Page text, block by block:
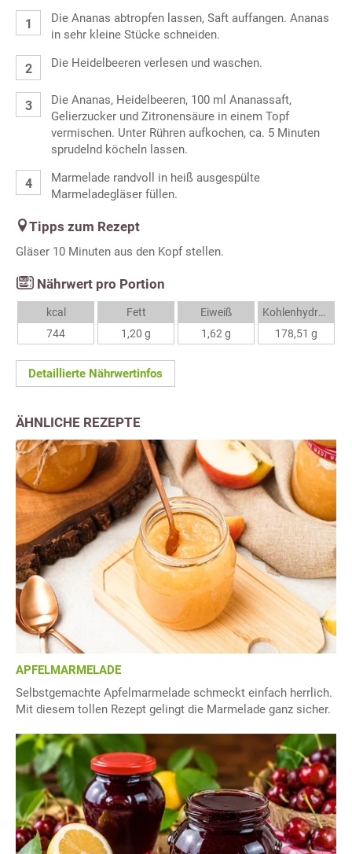
Die Ananas abtropfen lassen, Saft auffangen. Ananas
in sehr kleine Stücke schneiden.
Die Heidelbeeren verlesen und waschen.
Die Ananas, Heidelbeeren, 100 ml Ananassaft,
Gelierzucker und Zitronensäure in einem Topf
vermischen. Unter Rühren aufkochen, ca. 5 Minuten
sprudelnd köcheln lassen.
Marmelade randvoll in heiß ausgespülte
Marmeladegläser füllen.
Tipps zum Rezept
Gläser 10 Minuten aus den Kopf stellen.
Nährwert pro Portion
kcal
744
Fett
1,20 g
Eiweiß
1,62 g
Kohlenhydrate
178,51 g
Detaillierte Nährwertinfos
ÄHNLICHE REZEPTE
APFELMARMELADE
Selbstgemachte Apfelmarmelade schmeckt einfach herrlich.
Mit diesem tollen Rezept gelingt die Marmelade ganz sicher.